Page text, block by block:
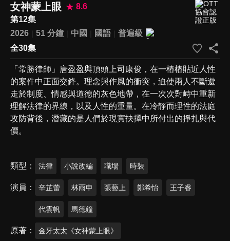
女神蒙上眼
8.6
第12集
2026
51 分鐘 中國 國語
普遍級
全30集
「常勝律師」唐盈盈與頂頭上司康俊，在一樁樁貼近人性
的案件中正面交鋒。理念與作風的衝突，迫使兩人不斷遊
走於制度、情感與道德的灰色地帶，在一次次對峙中重新
理解法律的界線，以及人性的重量。在冷靜而理性的法庭
攻防背後，潛藏的是人們於現實抉擇中所付出的掙扎與代
價。
類型 法律 小說改編 職場 時裝
演員 辛芷蕾 林雨申 張藝上 鄭希怡 王子睿
代雲帆 馬德鐘
原著 金牙太太《女神蒙上眼》